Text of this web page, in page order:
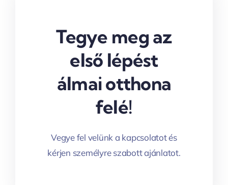
Tegye meg az
első lépést
álmai otthona
felé!
Vegye fel velünk a kapcsolatot és
kérjen személyre szabott ajánlatot.